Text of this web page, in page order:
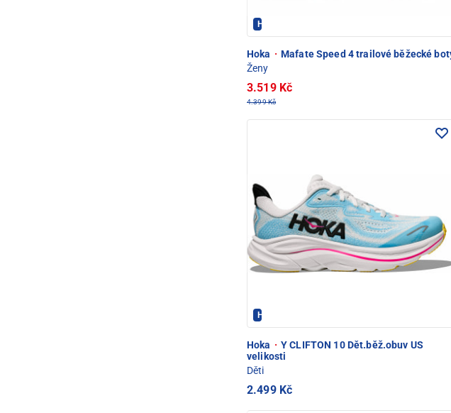
Hoka - PEC POD SNĚŽKOU
Hoka · Mafate Speed 4 trailové běžecké
Ženy
3.519 Kč
4.399 Kč
Hoka - PEC POD SNĚŽKOU
Hoka · Y CLIFTON 10 Dět.běž.obuv US
velikosti
Děti
2.499 Kč